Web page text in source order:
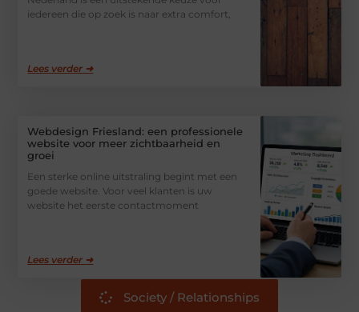
iedereen die op zoek is naar extra comfort,
Lees verder ➜
Webdesign Friesland: een professionele
website voor meer zichtbaarheid en
groei
Een sterke online uitstraling begint met een
goede website. Voor veel klanten is uw
website het eerste contactmoment
Lees verder ➜
Society / Relationships